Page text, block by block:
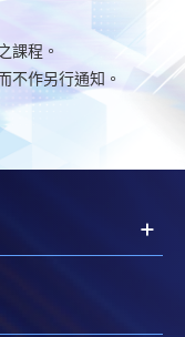
課程。
不作另行通知。